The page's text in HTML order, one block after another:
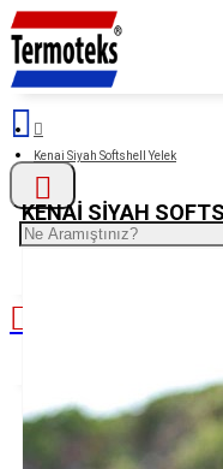
Kenai Siyah Softshell Yelek
KENAI SIYAH